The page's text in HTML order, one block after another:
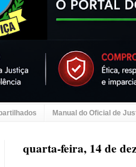
Manual do Oficial de
quarta-feira, 14 de